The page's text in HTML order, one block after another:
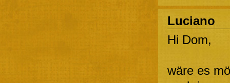
Luciano
Hi Dom,
wäre es